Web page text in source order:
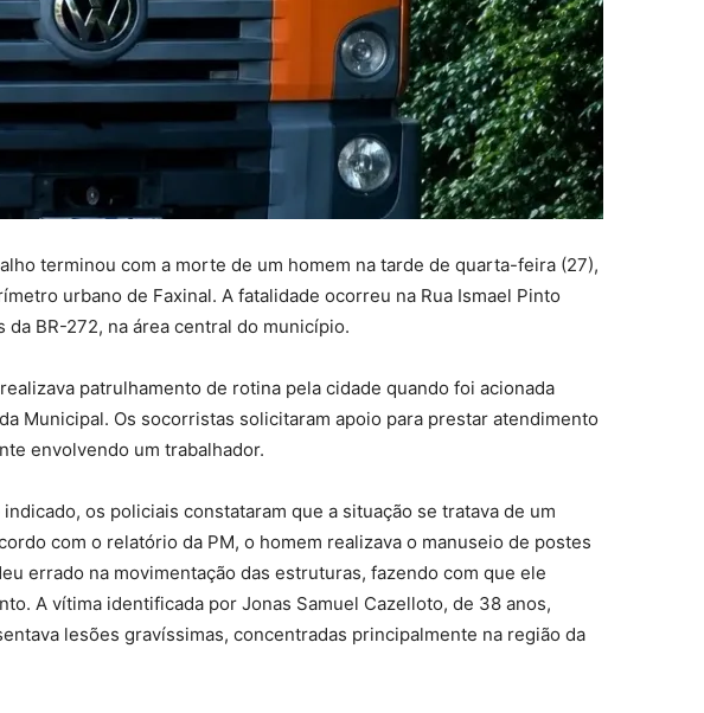
terminou com a morte de um homem na tarde de quarta-feira (27),
urbano de Faxinal. A fatalidade ocorreu na Rua Ismael Pinto
da BR-272, na área central do município.
patrulhamento de rotina pela cidade quando foi acionada
Municipal. Os socorristas solicitaram apoio para prestar atendimento
envolvendo um trabalhador.
os policiais constataram que a situação se tratava de um
com o relatório da PM, o homem realizava o manuseio de postes
errado na movimentação das estruturas, fazendo com que ele
A vítima identificada por Jonas Samuel Cazelloto, de 38 anos,
lesões gravíssimas, concentradas principalmente na região da